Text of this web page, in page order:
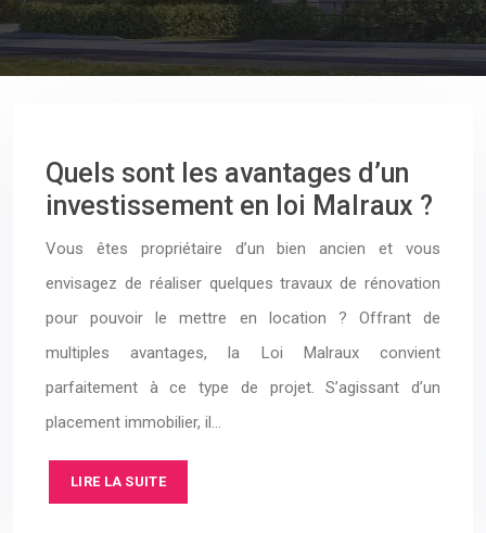
Quels sont les avantages d’un
investissement en loi Malraux ?
Vous êtes propriétaire d’un bien ancien et vous
envisagez de réaliser quelques travaux de rénovation
pour pouvoir le mettre en location ? Offrant de
multiples avantages, la Loi Malraux convient
parfaitement à ce type de projet. S’agissant d’un
placement immobilier, il…
LIRE LA SUITE